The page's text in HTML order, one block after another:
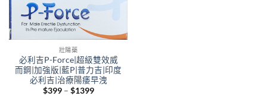
壯陽藥
必利吉P-Force|超級雙效威
而鋼|加強版|藍P|普力吉|印度
必利吉|治療陽痿早洩
$399 – $1399Price